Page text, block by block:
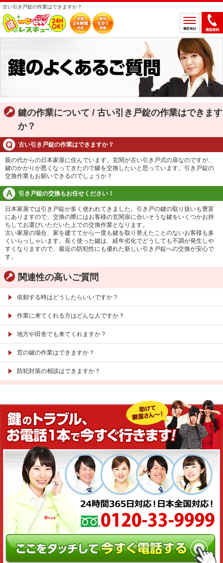
古い引き戸錠の作業はできますか？
鍵のトラブルから選ぶ
鍵作製
鍵の設置場所から選ぶ
アパート 車
バイク 金庫
デスク・ロッカー その他の特殊錠
鍵のメーカー・製品から選ぶ
シリンダー錠 玉座錠・引違戸錠
補助錠（ワンドアツーロック） キーレス錠
お車、バイクのメーカー・車種
料金表
簡易料金表 かんたん料金チェック
全国統一料金表
作業の流れ 鍵の製品 人気ランキング
イモビライザーの鍵紛失・製作
工事実績 鍵について 鍵の紹介
中山さん 防犯コラム よくあるご質問
オフィシャルブログ お得なコース割引
会社案内
TV出演実績 法人向け提携サービス
セキュリティアドバイザーの紹介 地域貢献活動
公式キャラクター紹介 お知らせ
お問合せフォーム 鍵のレスキューにご意見
登録商標 プライバシーポリシー
鍵の作業について / 古い引き戸錠の作業はできます
か？
古い引き戸錠の作業はできますか？
親の代からの日本家屋に住んでいます。玄関が古い引き戸式の扉なのですが、
鍵のかかりが悪くなってきたので鍵を交換したいと思っています。引き戸錠の
交換作業もお願いできるのでしょうか？
引き戸錠の交換もお任せください！
日本家屋では引き戸錠が多く使われてきました。引き戸の鍵の取り扱いも豊富
にありますので、交換の際にはお客様の玄関扉に合いそうな鍵をいくつかお持
ちしてお選びいただいた上での交換作業となります。
古い家屋の場合、家を建ててから一度も鍵を取り替えたことのないお客様も多
くいらっしゃいます。長く使った鍵は、経年劣化でどうしても不調が発生しや
すくなりますので、最近の防犯性にも優れた新しい引き戸錠への交換が安心で
す。
関連性の高いご質問
依頼する時はどうしたらいいですか？
作業に来てくれる方はどんな人ですか？
地方や田舎でも来てくれますか？
窓の鍵の作業はできますか？
防犯対策の相談はできますか？